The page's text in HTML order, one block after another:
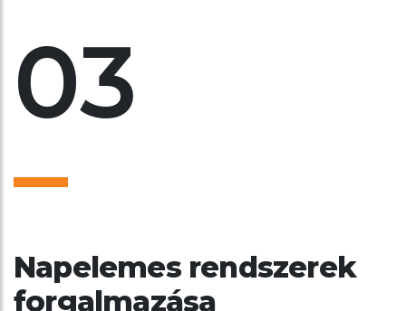
03
Napelemes rendszerek
forgalmazása